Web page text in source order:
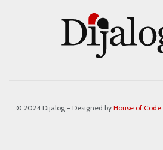
© 2024 Dijalog - Designed by House of Code.